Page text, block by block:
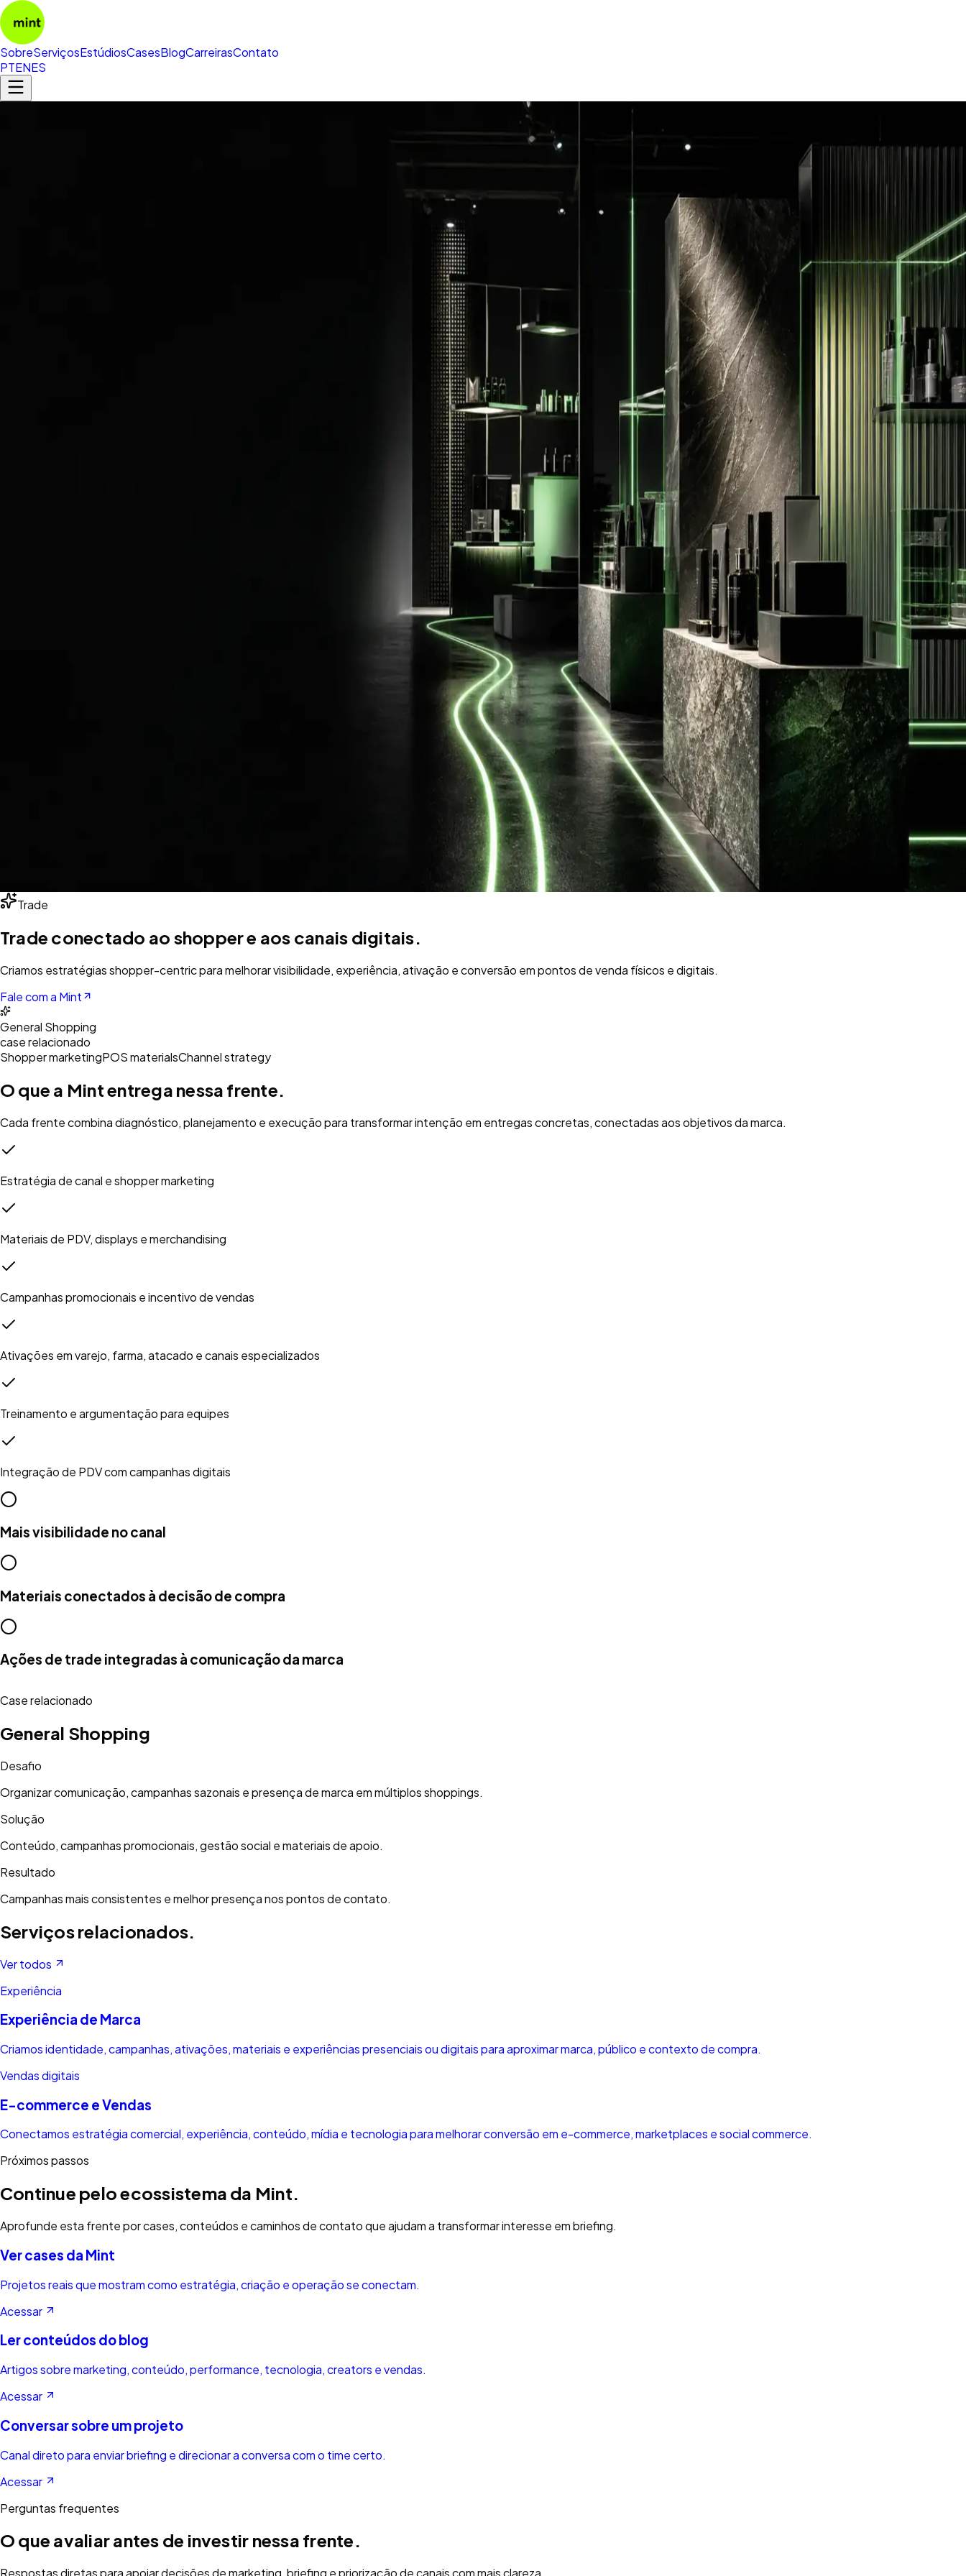
SobreServiçosEstúdiosCasesBlogCarreirasContato
PTENES
Trade
Trade conectado ao shopper e aos canais digitais.
Criamos estratégias shopper-centric para melhorar visibilidade, experiência, ativação e conversão em pontos de venda físicos e digitais.
Fale com a Mint
General Shopping
case relacionado
Shopper marketingPOS materialsChannel strategy
O que a Mint entrega nessa frente.
Cada frente combina diagnóstico, planejamento e execução para transformar intenção em entregas concretas, conectadas aos objetivos da marca.
Estratégia de canal e shopper marketing
Materiais de PDV, displays e merchandising
Campanhas promocionais e incentivo de vendas
Ativações em varejo, farma, atacado e canais especializados
Treinamento e argumentação para equipes
Integração de PDV com campanhas digitais
Mais visibilidade no canal
Materiais conectados à decisão de compra
Ações de trade integradas à comunicação da marca
Case relacionado
General Shopping
Desafio
Organizar comunicação, campanhas sazonais e presença de marca em múltiplos shoppings.
Solução
Conteúdo, campanhas promocionais, gestão social e materiais de apoio.
Resultado
Campanhas mais consistentes e melhor presença nos pontos de contato.
Serviços relacionados.
Ver todos
Experiência
Experiência de Marca
Criamos identidade, campanhas, ativações, materiais e experiências presenciais ou digitais para aproximar marca, público e contexto de compra.
Vendas digitais
E-commerce e Vendas
Conectamos estratégia comercial, experiência, conteúdo, mídia e tecnologia para melhorar conversão em e-commerce, marketplaces e social commerce.
Próximos passos
Continue pelo ecossistema da Mint.
Aprofunde esta frente por cases, conteúdos e caminhos de contato que ajudam a transformar interesse em briefing.
Ver cases da Mint
Projetos reais que mostram como estratégia, criação e operação se conectam.
Acessar
Ler conteúdos do blog
Artigos sobre marketing, conteúdo, performance, tecnologia, creators e vendas.
Acessar
Conversar sobre um projeto
Canal direto para enviar briefing e direcionar a conversa com o time certo.
Acessar
Perguntas frequentes
O que avaliar antes de investir nessa frente.